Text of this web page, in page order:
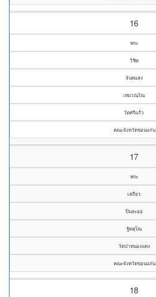
16
พระ
วิชิต
จันทแสง
เหมวณฺโณ
วัดศรีแก้ว
คณะจังหวัดขอนแก่น
17
พระ
เสถียร
ปิ่นละออ
ฐิตคุโณ
วัดป่าหนองแดง
คณะจังหวัดขอนแก่น
18